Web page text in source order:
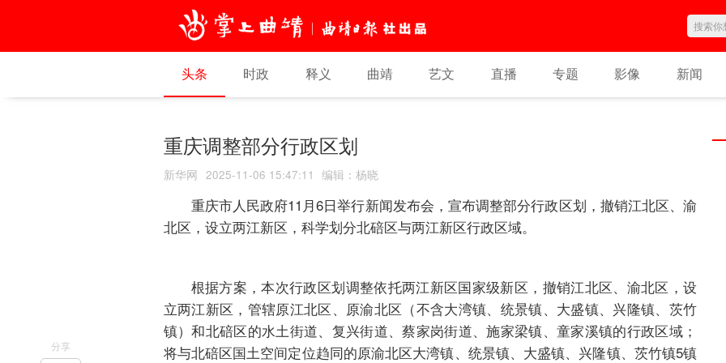
头条 时政 释义 曲靖 艺文 直播 专题 影像 新闻
重庆调整部分行政区划
新华网 2025-11-06 15:47:11 编辑 ： 杨晓
重庆市人民政府11月6日举行新闻发布会，宣布调整部分行政区划，撤销江北区、渝
北区，设立两江新区，科学划分北碚区与两江新区行政区域。
根据方案，本次行政区划调整依托两江新区国家级新区，撤销江北区、渝北区，设
立两江新区，管辖原江北区、原渝北区（不含大湾镇、统景镇、大盛镇、兴隆镇、茨竹
镇）和北碚区的水土街道、复兴街道、蔡家岗街道、施家梁镇、童家溪镇的行政区域；
将与北碚区国土空间定位趋同的原渝北区大湾镇、统景镇、大盛镇、兴隆镇、茨竹镇5镇
分享